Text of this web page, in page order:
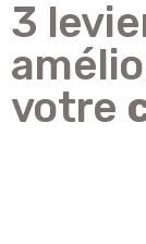
3
votre